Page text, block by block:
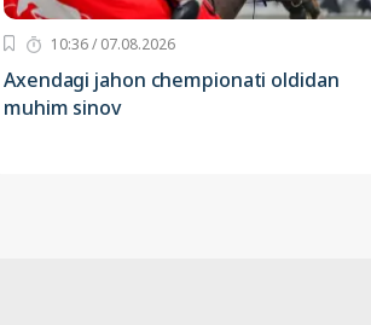
10:36 / 07.08.2026
Axendagi jahon chempionati oldidan
muhim sinov